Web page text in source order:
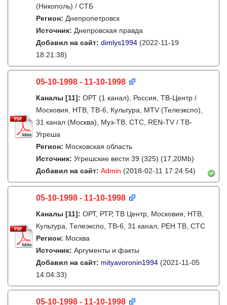
(Никополь) / СТБ
Регион: Днепропетровск
Источник: Днепровская правда
Добавил на сайт: dimlys1994 (2022-11-19
18:21:38)
05-10-1998 - 11-10-1998
Каналы [11]: ОРТ (1 канал), Россия, ТВ-Центр /
Московия, НТВ, ТВ-6, Культура, MTV (Телеэкспо),
31 канал (Москва), Муз-ТВ, СТС, REN-TV / ТВ-
Угреша
Регион: Московская область
Источник: Угрешские вести 39 (325) (17,20Mb)
Добавил на сайт: Admin (2018-02-11 17:24:54)
05-10-1998 - 11-10-1998
Каналы [11]: ОРТ, РТР, ТВ Центр, Московия, НТВ,
Культура, Телеэкспо, ТВ-6, 31 канал, РЕН ТВ, СТС
Регион: Москва
Источник: Аргументы и факты
Добавил на сайт: mityavoronin1994 (2021-11-05
14:04:33)
05-10-1998 - 11-10-1998